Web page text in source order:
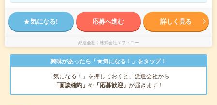
気になる! 応募へ進む 詳しく見る
派遣会社 株式会社エフ・ユー
興味があったら「★気になる！」をタップ！
「気になる！」を押しておくと、派遣会社から
「面談確約」 や 「応募歓迎」 が届きます！